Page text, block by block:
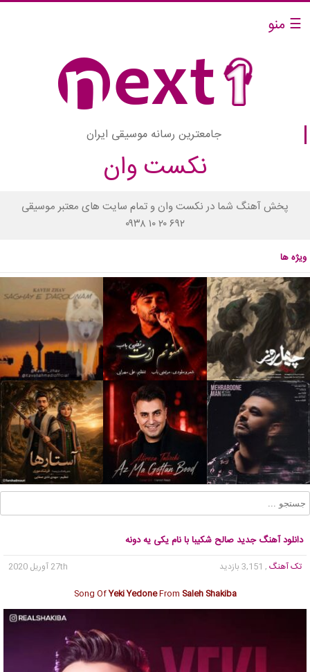
☰ منو
جامعترین رسانه موسیقی ایران
نکست وان
پخش آهنگ شما در نکست وان و تمام سایت های معتبر موسیقی
۰۹۳۸ ۱۰ ۲۰ ۶۹۲
ویژه ها
دانلود آهنگ جدید صالح شکیبا با نام یکی یه دونه
تک آهنگ , 3,151 بازدید
27th آوریل 2020
Song OfYeki YedoneFrom Saleh Shakiba